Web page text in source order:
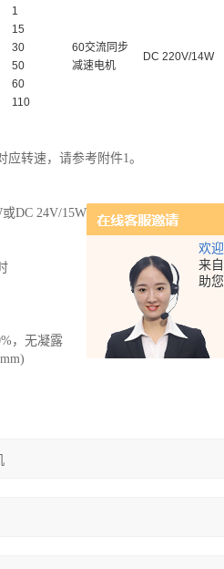
欢迎
来
助
1
60交流同步
减速电机
DC 220V/14W
15
30
50
60
110
转速，请参考附件1。
DC 24V/15W电源
，无凝露